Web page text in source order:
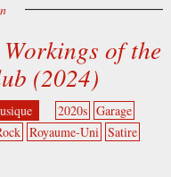
of the
(2024)
2020s Garage
Royaume-Uni Satire